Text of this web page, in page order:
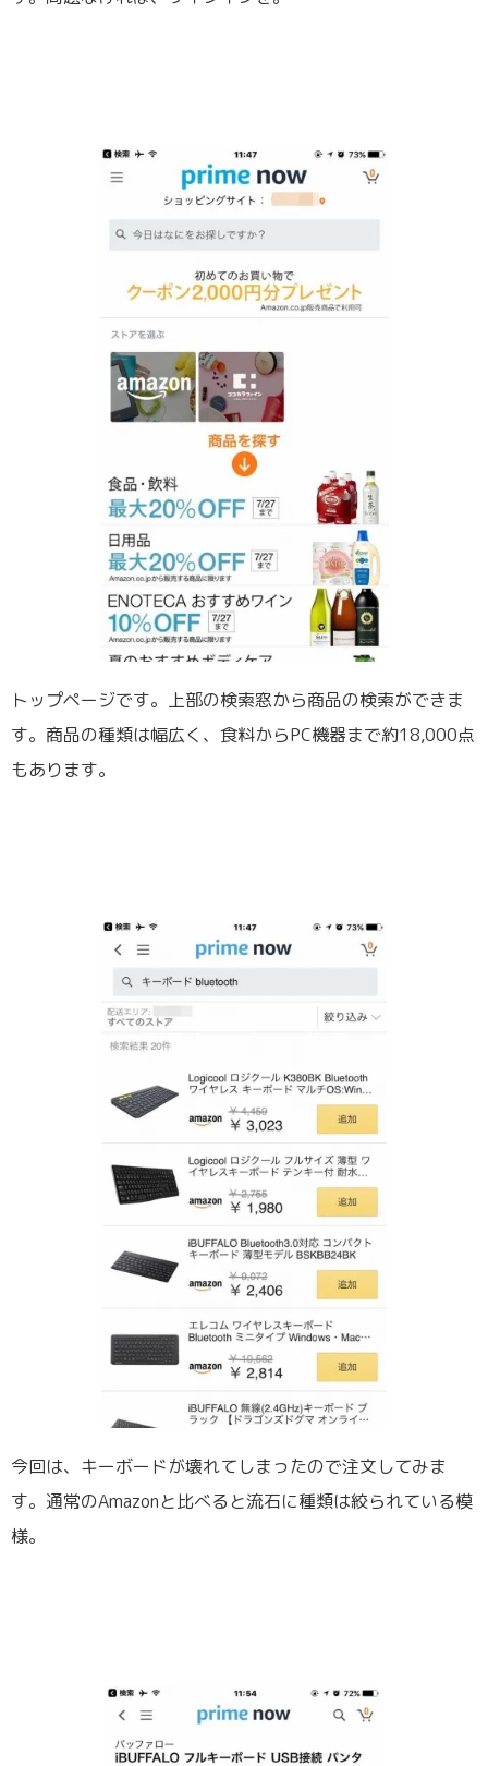
トップページです。上部の検索窓から商品の検索ができま
す。商品の種類は幅広く、食料からPC機器まで約18,000点
もあります。
今回は、キーボードが壊れてしまったので注文してみま
す。通常のAmazonと比べると流石に種類は絞られている模
様。